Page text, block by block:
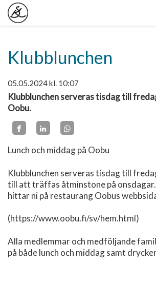
Klubblunchen
05.05.2024kl. 10:07
Klubblunchen serveras tisdag till
Oobu.
Lunch och middag på Oobu
Klubblunchen serveras tisdag till
till att träffas åtminstone på onsdagar.
hittar ni på restaurang Oobus
(https://www.oobu.fi/sv/hem.html)
Alla medlemmar och medföljande
på både lunch och middag samt